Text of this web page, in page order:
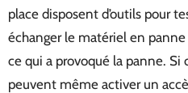
place disposent d’outils pour
échanger le matériel en
ce qui a provoqué la panne. Si
peuvent même activer un